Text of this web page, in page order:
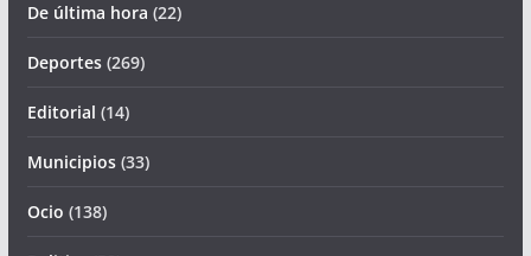
De última hora (22)
Deportes(269)
Editorial (14)
Municipios(33)
Ocio (138)